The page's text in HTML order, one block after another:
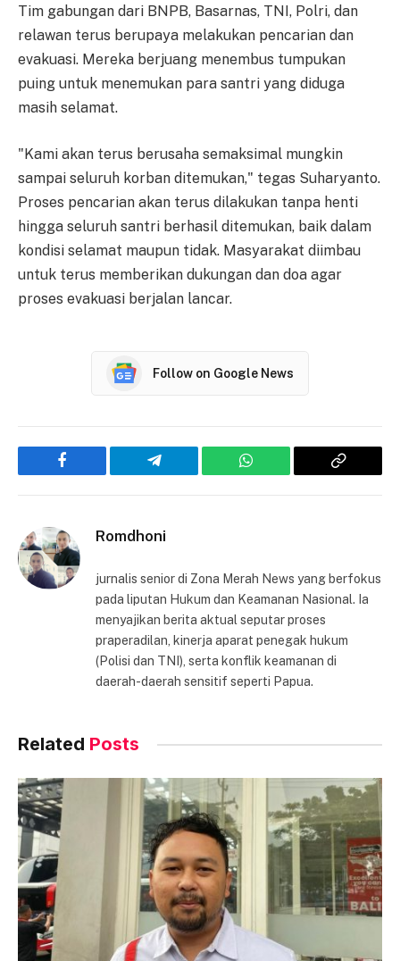
Tim gabungan dari BNPB, Basarnas, TNI, Polri, dan
relawan terus berupaya melakukan pencarian dan
evakuasi. Mereka berjuang menembus tumpukan
puing untuk menemukan para santri yang diduga
masih selamat.
"Kami akan terus berusaha semaksimal mungkin
sampai seluruh korban ditemukan," tegas Suharyanto.
Proses pencarian akan terus dilakukan tanpa henti
hingga seluruh santri berhasil ditemukan, baik dalam
kondisi selamat maupun tidak. Masyarakat diimbau
untuk terus memberikan dukungan dan doa agar
proses evakuasi berjalan lancar.
Follow on Google News
Facebook Telegram WhatsApp
Copy
Romdhoni
jurnalis senior di Zona Merah News yang berfokus
pada liputan Hukum dan Keamanan Nasional. Ia
menyajikan berita aktual seputar proses
praperadilan, kinerja aparat penegak hukum
(Polisi dan TNI), serta konflik keamanan di
daerah-daerah sensitif seperti Papua.
Related Posts